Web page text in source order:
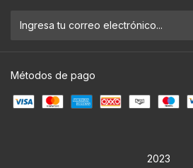
Métodos de pago
2023